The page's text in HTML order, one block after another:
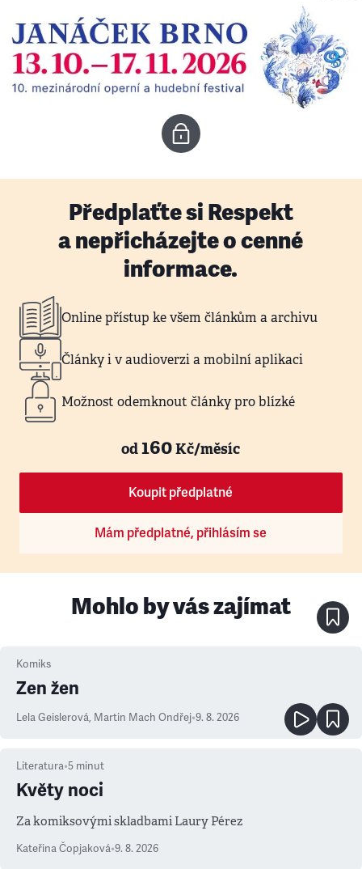
Předplaťte si Respekt
a nepřicházejte o cenné
informace.
Online přístup ke všem článkům a archivu
Články i v audioverzi a mobilní aplikaci
Možnost odemknout články pro blízké
od160Kč/měsíc
Koupit předplatné
Mám předplatné, přihlásím se
Mohlo by vás zajímat
Komiks
Zen žen
Lela Geislerová, Martin Mach Ondřej•9. 8. 2026
Literatura•5 minut
Květy noci
Za komiksovými skladbami Laury Pérez
Kateřina Čopjaková•9. 8. 2026